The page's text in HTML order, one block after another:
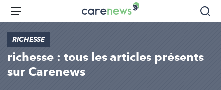
Aller
principal
Carenews,
Le
acteurs
l'engagement
Menu
RICHESSE
richesse : tous les articles présents
sur Carenews